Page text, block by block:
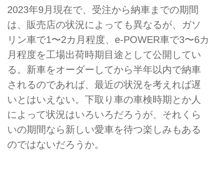
2023年9月現在で、受注から納車までの期間
は、販売店の状況によっても異なるが、ガソ
リン車で1〜2カ月程度、e-POWER車で3〜6カ
月程度を工場出荷時期目途として公開してい
る。新車をオーダーしてから半年以内で納車
されるのであれば、最近の状況を考えれば遅
いとはいえない。下取り車の車検時期とか人
によって状況はいろいろだろうが、それくら
いの期間なら新しい愛車を待つ楽しみもある
のではないだろうか。